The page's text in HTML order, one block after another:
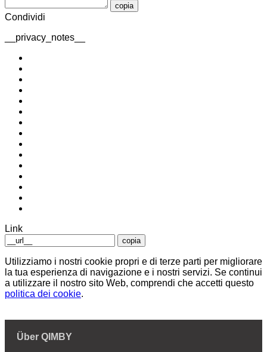
copia
Condividi
__privacy_notes__
Link
copia
Utilizziamo i nostri cookie propri e di terze parti per migliorare
la tua esperienza di navigazione e i nostri servizi. Se continui
a utilizzare il nostro sito Web, comprendi che accetti questo
politica dei cookie.
Über QIMBY